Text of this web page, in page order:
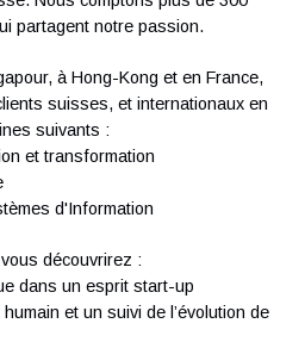
l’allemand est un atout.
est une société suisse de conseil
classée dans le top 15 des
Nous comptons plus de 300
à Hong-Kong et en
clients suisses, et internationaux